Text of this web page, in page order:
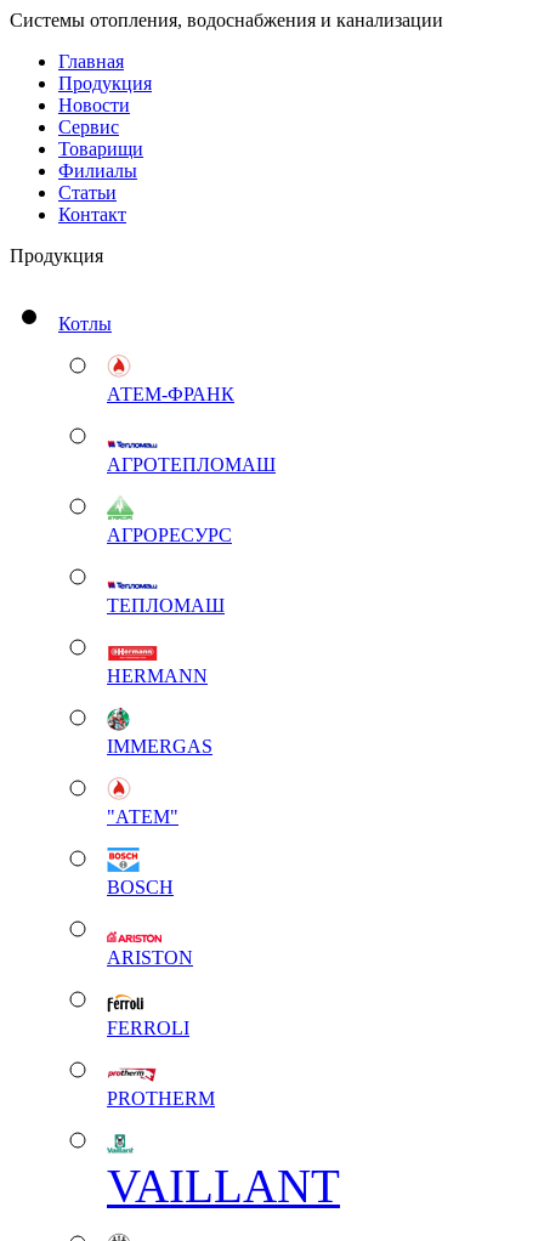
Системы отопления, водоснабжения и канализации
Главная
Продукция
Новости
Сервис
Товарищи
Филиалы
Статьи
Контакт
Продукция
Котлы
АТЕМ-ФРАНК
АГРОТЕПЛОМАШ
АГРОРЕСУРС
ТЕПЛОМАШ
HERMANN
IMMERGAS
"АТЕМ"
BOSCH
ARISTON
FERROLI
PROTHERM
VAILLANT